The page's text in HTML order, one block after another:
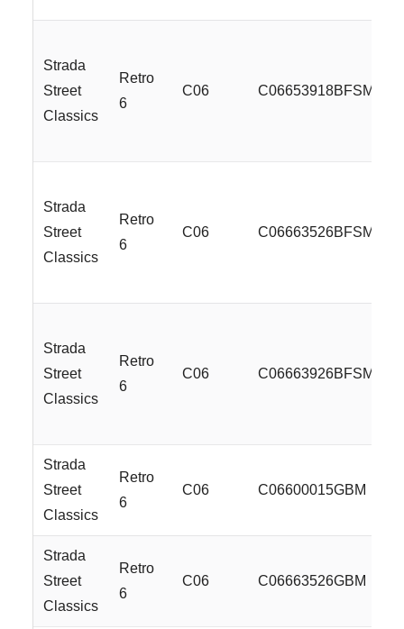
Strada
Street
Classics
Retro
6
C06 C06653918BFSMLSS
Strada
Street
Classics
Retro
6
C06 C06663526BFSMLSS
Strada
Street
Classics
Retro
6
C06 C06663926BFSMLSS
Strada
Street
Classics
Retro
6
C06 C06600015GBM
Strada
Street
Classics
Retro
6
C06 C06663526GBM